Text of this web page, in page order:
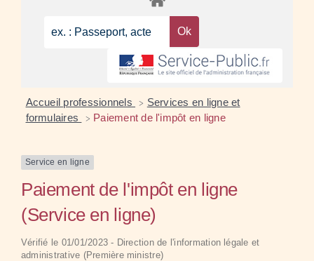
Accueil professionnels > Services en ligne et
formulaires
> Paiement de l'impôt en ligne
Service en ligne
Paiement de l'impôt en ligne
(Service en ligne)
Vérifié le 01/01/2023 - Direction de l'information légale et
administrative (Première ministre)